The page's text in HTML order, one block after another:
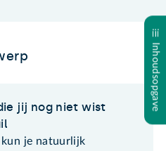
Inhoudsopgave
jij nog niet wist
je natuurlijk